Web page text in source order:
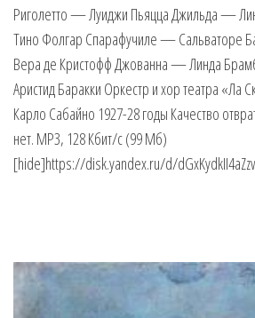
Риголетто — Луиджи Пьяцца Джильда —
Тино Фолгар Спарафучиле — Сальваторе
Вера де Кристофф Джованна — Линда
Аристид Баракки Оркестр и хор театра
Карло Сабайно 1927-28 годы Качество
нет. MP3, 128 Кбит/с (99 Мб)
[hide]https://disk.yandex.ru/d/